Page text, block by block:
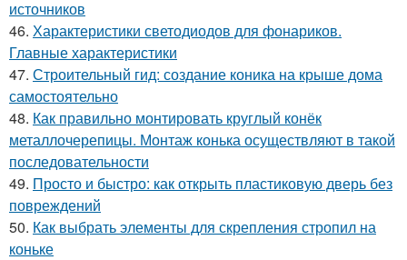
источников
46. Характеристики светодиодов для фонариков.
Главные характеристики
47. Строительный гид: создание коника на крыше дома
самостоятельно
48. Как правильно монтировать круглый конёк
металлочерепицы. Монтаж конька осуществляют в такой
последовательности
49. Просто и быстро: как открыть пластиковую дверь без
повреждений
50. Как выбрать элементы для скрепления стропил на
коньке